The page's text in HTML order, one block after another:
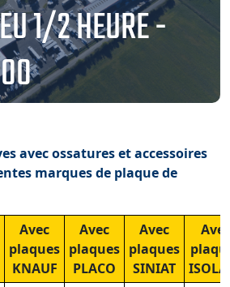
1/2 HEURE -
avec ossatures et accessoires
marques de plaque de
Avec
plaques
KNAUF
Avec
plaques
PLACO
Avec
plaques
SINIAT
Avec